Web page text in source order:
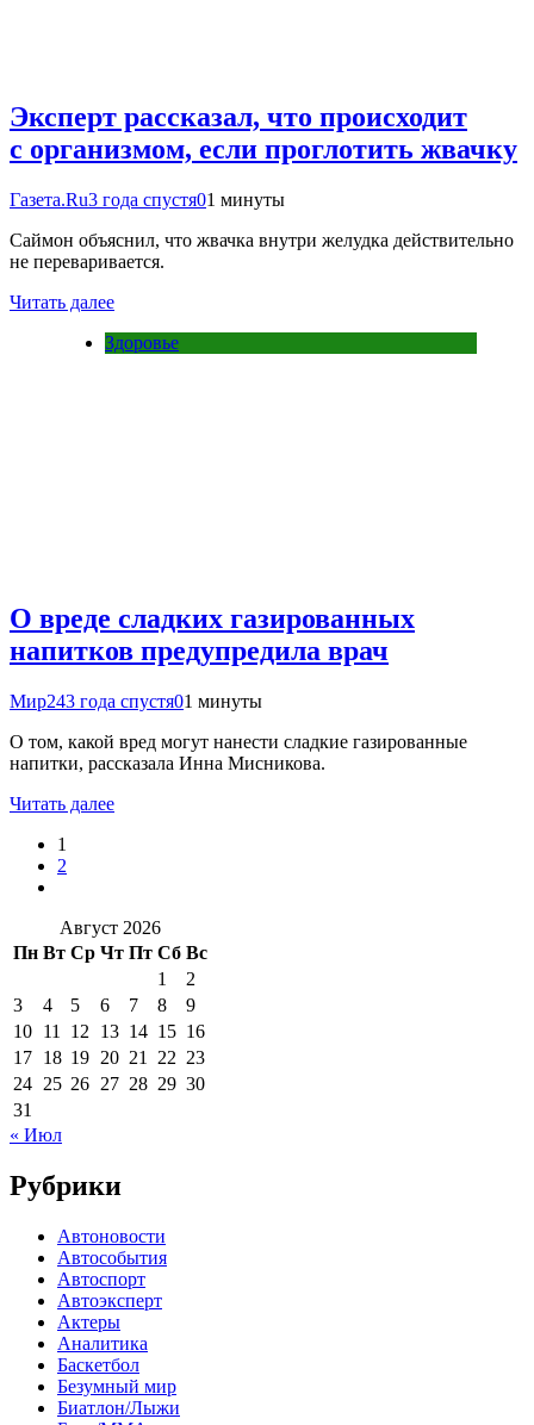
Эксперт рассказал, что происходит
с организмом, если проглотить жвачку
Газета.Ru3 года спустя01 минуты
Саймон объяснил, что жвачка внутри желудка действительно
не переваривается.
Читать далее
Здоровье
О вреде сладких газированных
напитков предупредила врач
Мир243 года спустя01 минуты
О том, какой вред могут нанести сладкие газированные
напитки, рассказала Инна Мисникова.
Читать далее
1
2
Август 2026
Пн Вт Ср Чт Пт Сб Вс
1
2
3
4 5 6 7 8
9
10 11 12 13 14 15 16
17 18 19 20 21 22 23
24 25 26 27 28 29 30
31
« Июл
Рубрики
Автоновости
Автособытия
Автоспорт
Автоэксперт
Актеры
Аналитика
Баскетбол
Безумный мир
Биатлон/Лыжи